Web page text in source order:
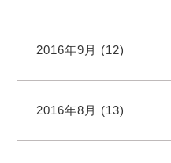
2016年9月 (12)
2016年8月 (13)